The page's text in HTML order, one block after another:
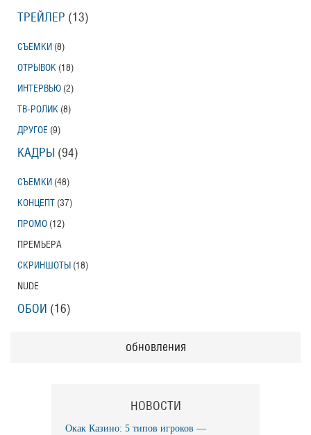
ТРЕЙЛЕР (13)
СЪЕМКИ (8)
ОТРЫВОК (18)
ИНТЕРВЬЮ (2)
ТВ-РОЛИК (8)
ДРУГОЕ (9)
КАДРЫ (94)
СЪЕМКИ (48)
КОНЦЕПТ (37)
ПРОМО (12)
ПРЕМЬЕРА
СКРИНШОТЫ (18)
NUDE
ОБОИ (16)
обновления
НОВОСТИ
Окак Казино: 5 типов игроков —